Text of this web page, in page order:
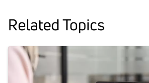
Related Topics